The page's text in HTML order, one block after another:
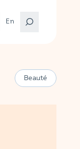
En
Beauté